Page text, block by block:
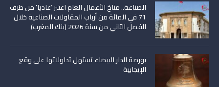
الصناعة.. مناخ الأعمال العام اعتبر ‘عاديا’ من طرف
71 في المائة من أرباب المقاولات الصناعية خلال
الفصل الثاني من سنة 2026 (بنك المغرب)
بورصة الدار البيضاء تستهل تداولاتها على وقع
الإيجابية